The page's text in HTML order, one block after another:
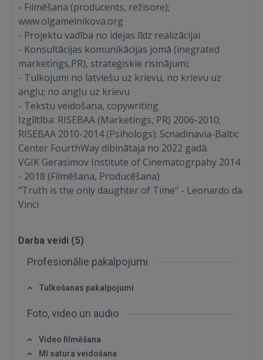
- Filmēšana (producents, režisore);
www.olgamelnikova.org
- Projektu vadība no idejas līdz realizācijai
- Konsultācijas komunikācijas jomā (inegrated
marketings,PR), strateģiskie risinājumi;
- Tulkojumi no latviešu uz krievu, no krievu uz
angļu; no angļu uz krievu
- Tekstu veidošana, copywriting
Izglītība: RISEBAA (Marketings, PR) 2006-2010;
RISEBAA 2010-2014 (Psihologs); Scnadinavia-Baltic
Center FourthWay dibinātaja no 2022 gadā.
VGIK Gerasimov Institute of Cinematogrpahy 2014
- 2018 (Filmēšana, Producēšana)
"Truth is the only daughter of Time" - Leonardo da
Vinci
Darba veidi (5)
Profesionālie pakalpojumi
Tulkošanas pakalpojumi
Foto, video un audio
Video filmēšana
MI satura veidošana